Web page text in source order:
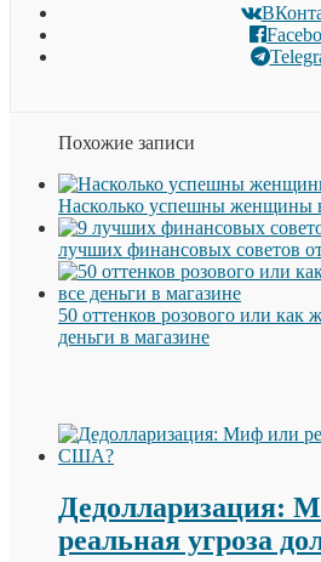
Похожие записи
Насколько успешны женщины
лучших финансовых советов
50 оттенков розового или как
деньги в магазине
Дедолларизация:
реальная угроза